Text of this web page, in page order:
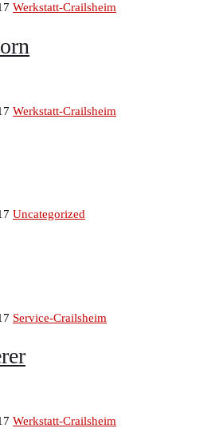
Werkstatt-Crailsheim
Werkstatt-Crailsheim
Uncategorized
Service-Crailsheim
Werkstatt-Crailsheim